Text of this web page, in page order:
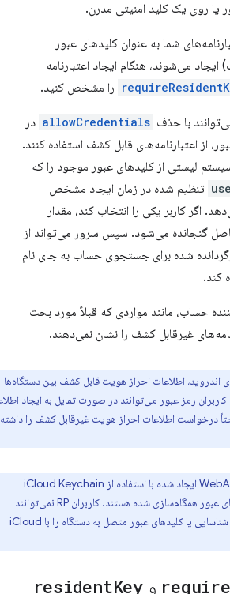
یک کلید امنیتی مدرن.
شما به عنوان کلیدهای عبور
می‌شوند، هنگام ایجاد اعتبارنامه
را مشخص کنید.
allowCredentials در
اعتبارنامه‌های قابل کشف استفاده کنند.
لیستی از کلیدهای عبور موجود را که
تنظیم شده در زمان ایجاد مشخص
کاربر یکی را انتخاب کند، مقدار
می‌شود. سپس سرور می‌تواند از
شده برای جستجوی حساب به جای نام
حساب، مانند مواردی که قبلاً مورد بحث
غیرقابل کشف را نشان نمی‌دهند.
اطلاعات احراز هویت قابل کشف بین دستگاه‌ها
رمز عبور می‌توانند در صورت تمایل به ایجاد اطلاعات
اطلاعات احراز هویت غیرقابل کشف را داشته
تمام اعتبارنامه‌های WebAuthn ایجاد شده با استفاده از iCloud Keychain
(macOS، iOS یا iPadOS) کلیدهای عبور همگام‌سازی شده هستند. کاربران RP نمی‌توانند
اعتبارنامه‌های WebAuthn غیرقابل شناسایی یا کلیدهای عبور متصل به دستگاه را با iCloud
و residentKey